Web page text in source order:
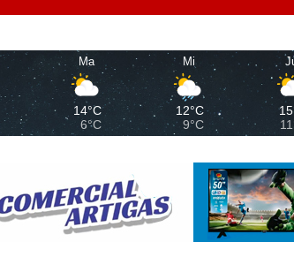
Ma
14°C
6°C
Mi
12°C
9°C